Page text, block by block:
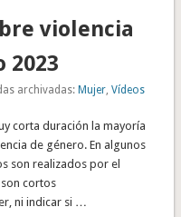
violencia
2023
archivadas:Mujer ,Vídeos
corta duración la mayoría
de género. En algunos
son realizados por el
cortos
ni indicar si …